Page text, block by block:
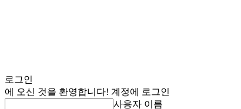
로그인
에 오신 것을 환영합니다! 계정에 로그인
사용자 이름